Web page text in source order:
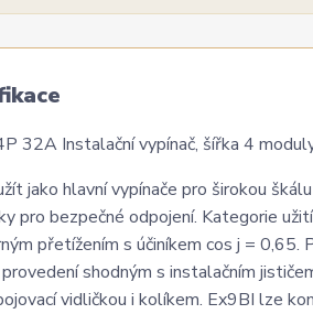
32A Instalační vypínač, šířka 4
jako hlavní vypínače pro širokou
pro bezpečné odpojení. Kategorie
přetížením s účiníkem cos j =
shodným s instalačním
vidličkou i kolíkem. Ex9BI lze